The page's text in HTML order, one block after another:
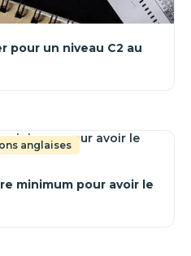
pour un niveau C2 au
anglaises
minimum pour avoir le